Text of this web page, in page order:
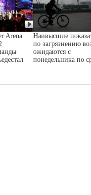
Arena
Наивысшие
по загрязнению
ожидаются с
понедельника по